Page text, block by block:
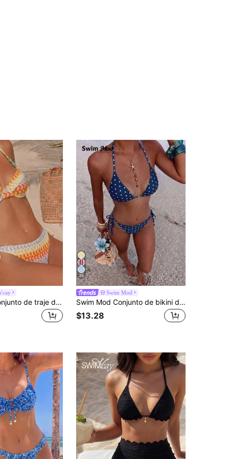
Swim Vcay Conjunto de traje de baño de 2 piezas para mujer, diseño minimalista elegante y sexy con tirantes ajustables, decoración de perlas hecha a mano, color aleatorio, adecuado para vacaciones en la playa, primavera/verano
39
Swim Mod
Swim Mod Conjunto de bikini de verano para mujer con nuevo diseño sexy de escote halter, cintura baja y estampado de lunares, en base azul marino
$13.28